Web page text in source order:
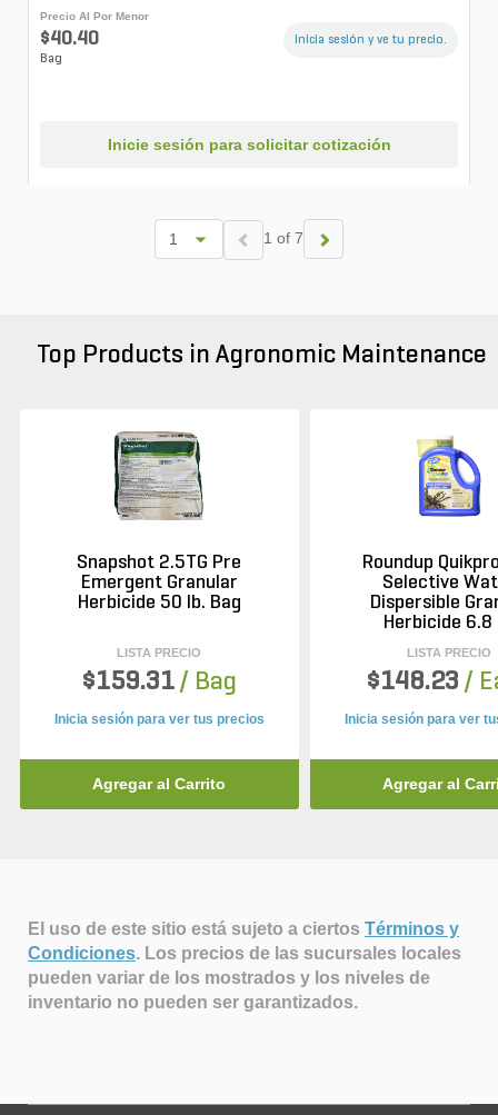
Precio Al Por Menor
$40.40
Bag
Inicia sesión y ve tu precio.
Inicie sesión para solicitar cotización
1 of 7
Top Products in Agronomic Maintenance
Snapshot 2.5TG Pre
Emergent Granular
Herbicide 50 lb. Bag
LISTA PRECIO
$159.31 / Bag
Inicia sesión para ver tus precios
Agregar al Carrito
Roundup
Selective
Dispersible
Herbicide 6.8
LISTA PRECIO
$148.23 /
Inicia sesión para ver
Agregar al
El uso de este sitio está sujeto a ciertos Términos y
Condiciones. Los precios de las sucursales locales
pueden variar de los mostrados y los niveles de
inventario no pueden ser garantizados.